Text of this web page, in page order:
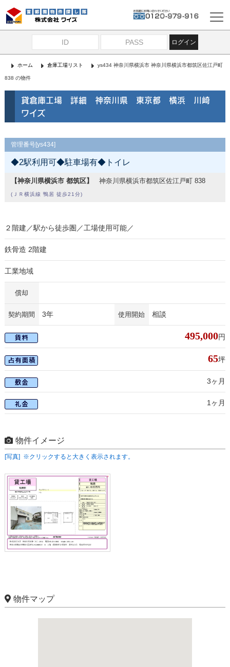
ログイン
ホーム 倉庫工場リスト ys434 神奈川県横浜市 神奈川県横浜市都筑区佐江戸町
838 の物件
貸倉庫工場 詳細 神奈川県 東京都 横浜 川崎
ワイズ
管理番号[ys434]
◆2駅利用可◆駐車場有◆トイレ
【神奈川県横浜市 都筑区】 神奈川県横浜市都筑区佐江戸町 838
(ＪＲ横浜線 鴨居 徒歩21分)
２階建／駅から徒歩圏／工場使用可能／
鉄骨造 2階建
工業地域
償却
契約期間 3年 使用開始 相談
495,000円
65坪
3ヶ月
1ヶ月
物件イメージ
[写真] ※クリックすると大きく表示されます。
物件マップ